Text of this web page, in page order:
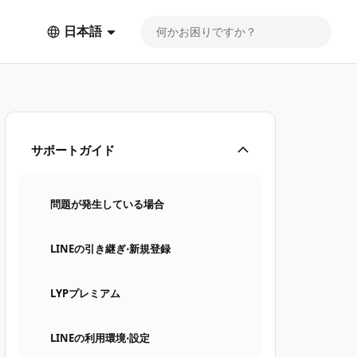
日本語
サポートガイド
問題が発生している場合
LINEの引き継ぎ⋅新規登録
LYPプレミアム
LINEの利用環境⋅設定